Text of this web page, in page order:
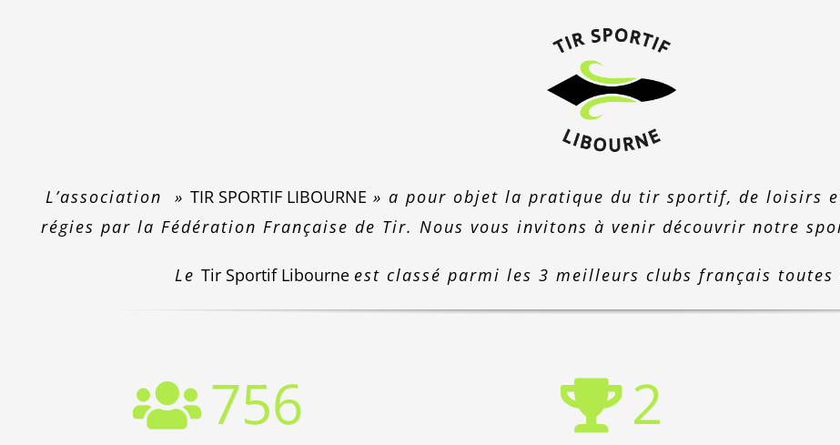
L’association » TIR SPORTIF LIBOURNE » a pour objet la pratique du tir sportif, de loisirs
régies par la Fédération Française de Tir. Nous vous invitons à venir découvrir notre
Le Tir Sportif Libourne est classé parmi les 3 meilleurs clubs français toutes
756 2